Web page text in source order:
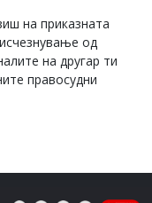
на приказната
од
на другар ти
правосудни